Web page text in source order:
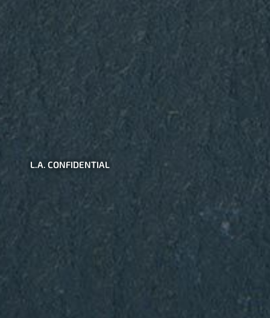
L.A. CONFIDENTIAL